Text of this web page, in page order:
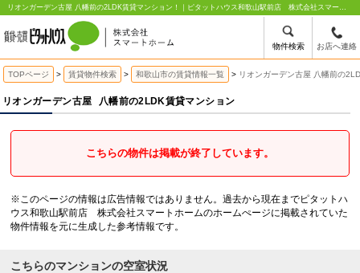
物件検索 お店へ連絡
リオンガーデン古屋 八幡前の2LDK賃貸マンション！｜ピタットハウス和歌山駅前店 株式会社スマートホーム
TOPページ 賃貸物件検索 和歌山市の賃貸情報一覧 リオンガーデン古屋 八幡前の
リオンガーデン古屋 八幡前の2LDK賃貸マンション
こちらの物件は掲載が終了しています。
※このページの情報は広告情報ではありません。過去から現在までピタットハ
ウス和歌山駅前店 株式会社スマートホームのホームぺージに掲載されていた
物件情報を元に生成した参考情報です。
こちらのマンションの空室状況